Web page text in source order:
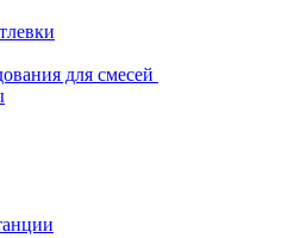
для смесей